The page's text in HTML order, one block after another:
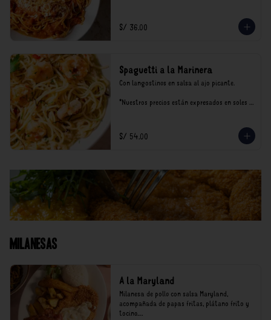
S/ 36.00
Spaguetti a la Marinera
Con langostinos en salsa al ajo picante.
*Nuestros precios están expresados en soles e
S/ 54.00
Milanesas
A la Maryland
Milanesa de pollo con salsa Maryland,
acompañada de papas fritas, plátano frito y
tocino.